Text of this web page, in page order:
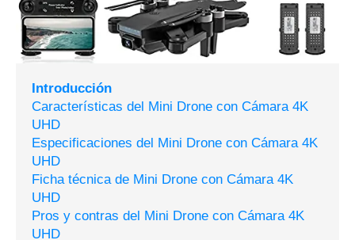
Introducción
Características del Mini Drone con Cámara 4K
UHD
Especificaciones del Mini Drone con Cámara 4K
UHD
Ficha técnica de Mini Drone con Cámara 4K
UHD
Pros y contras del Mini Drone con Cámara 4K
UHD